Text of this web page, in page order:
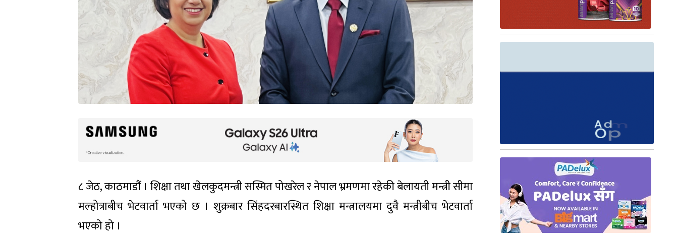
८ जेठ, काठमाडौं । शिक्षा तथा खेलकुदमन्त्री सस्मित पोखरेल र नेपाल भ्रमणमा रहेकी बेलायती मन्त्री सीमा
मल्होत्राबीच भेटवार्ता भएको छ । शुक्रबार सिंहदरबारस्थित शिक्षा मन्त्रालयमा दुवै मन्त्रीबीच भेटवार्ता
भएको हो ।